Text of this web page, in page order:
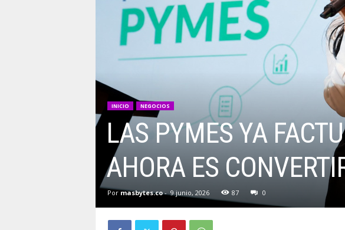
INICIO NEGOCIOS
LAS PYMES YA
AHORA ES
Por masbytes.co- 9 junio, 2026 87 0